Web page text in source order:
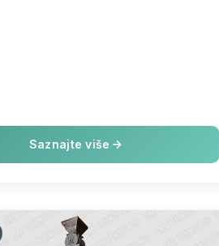
Saznajte više